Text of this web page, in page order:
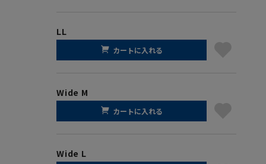
LL
カートに入れる
Wide M
カートに入れる
Wide L